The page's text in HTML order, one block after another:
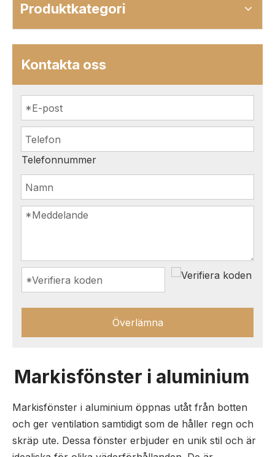
Produktkategori
Kontakta oss
Telefonnummer
Överlämna
Markisfönster i aluminium
Markisfönster i aluminium öppnas utåt från botten
och ger ventilation samtidigt som de håller regn och
skräp ute. Dessa fönster erbjuder en unik stil och är